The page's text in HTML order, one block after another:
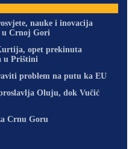
nauke i inovacija
u Crnoj Gori
opet prekinuta
u Prištini
problem na putu ka EU
Oluju, dok Vučić
Crnu Goru